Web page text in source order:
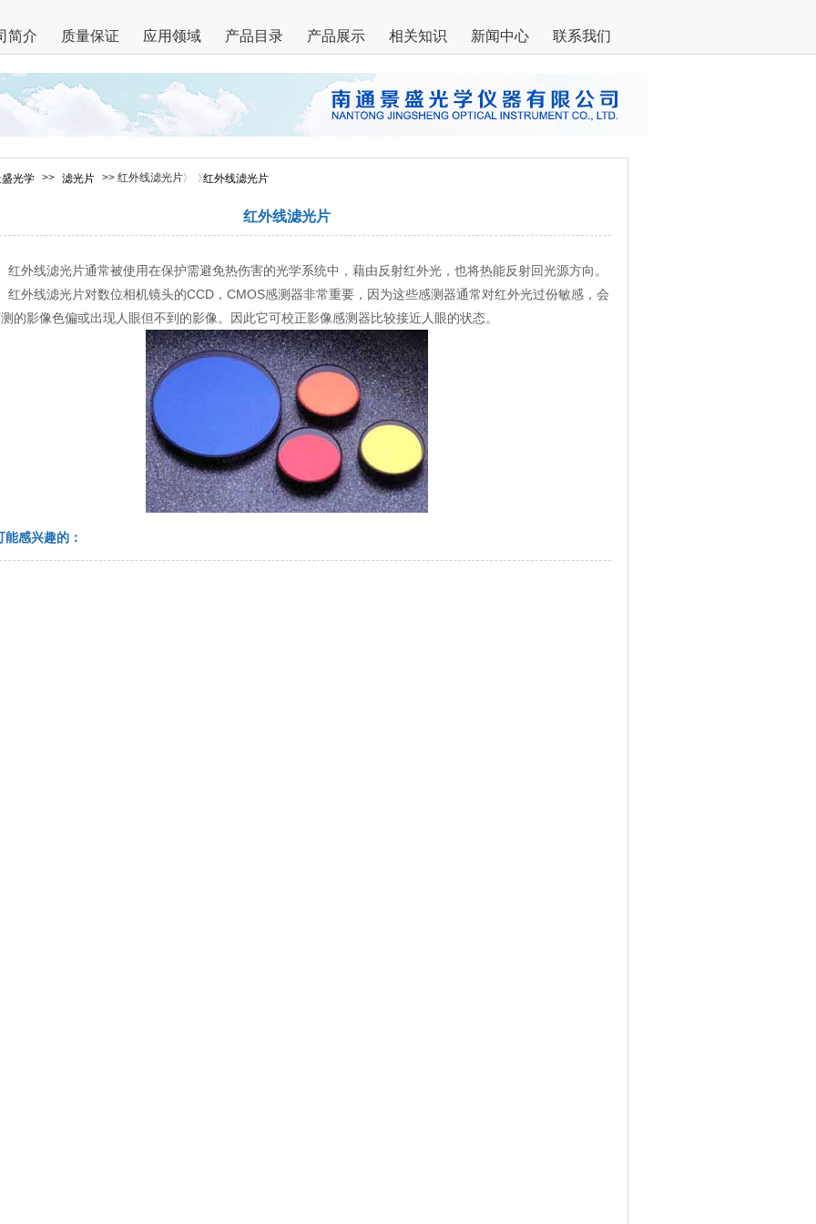
简介 质量保证 应用领域 产品目录 产品展示 相关知识 新闻中心 联系我们
光学 >> 滤光片 >> 红外线滤光片 红外线滤光片
红外线滤光片
线滤光片通常被使用在保护需避免热伤害的光学系统中，藉由反射红外光，也将热能反射回光源方向。
线滤光片对数位相机镜头的CCD，CMOS感测器非常重要，因为这些感测器通常对红外光过份敏感，会
的影像色偏或出现人眼但不到的影像。因此它可校正影像感测器比较接近人眼的状态。
能感兴趣的：